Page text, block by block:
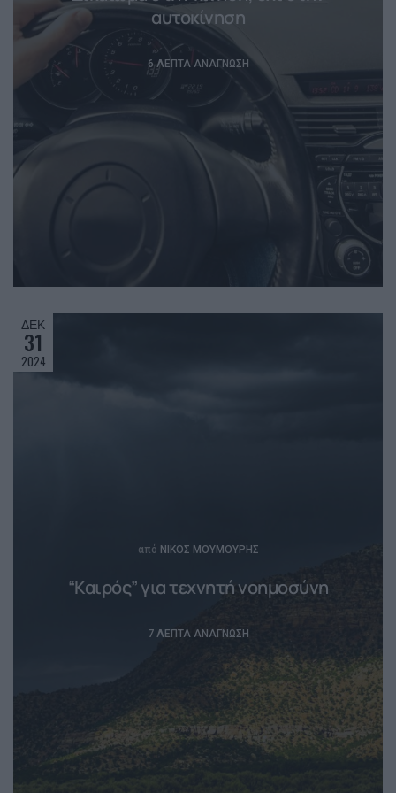
αυτοκίνηση
6 ΛΕΠΤΆ ΑΝΆΓΝΩΣΗ
ΔΕΚ
31
2024
Posted
από ΝΊΚΟΣ ΜΟΥΜΟΎΡΗΣ
“Καιρός” για τεχνητή νοημοσύνη
7 ΛΕΠΤΆ ΑΝΆΓΝΩΣΗ